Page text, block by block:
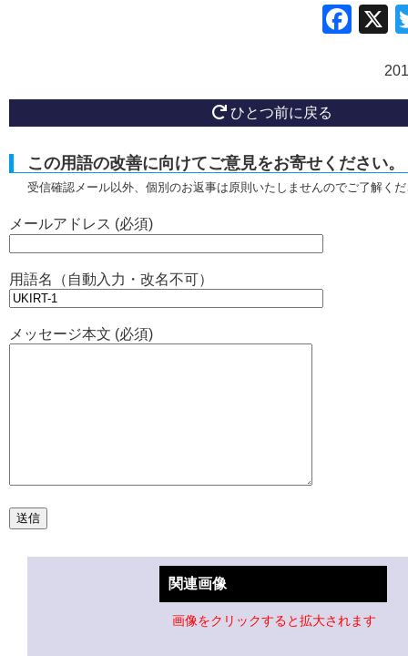
ひとつ前に戻る
この用語の改善に向けてご意見をお寄せください。
受信確認メール以外、個別のお返事は原則いたしませんのでご了解く
メールアドレス (必須)
用語名（自動入力・改名不可）
メッセージ本文 (必須)
関連画像
画像をクリックすると拡大されます